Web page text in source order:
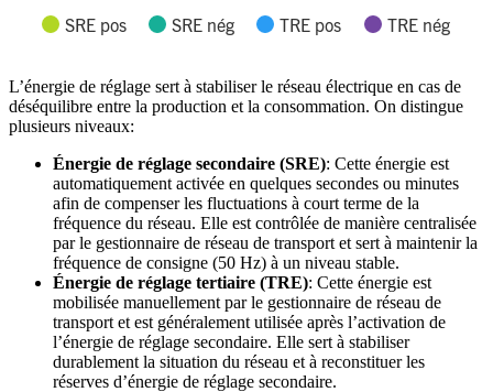
SRE pos SRE nég TRE pos TRE nég
L’énergie de réglage sert à stabiliser le réseau électrique en cas de
déséquilibre entre la production et la consommation. On distingue
plusieurs niveaux:
Énergie de réglage secondaire (SRE): Cette énergie est
automatiquement activée en quelques secondes ou minutes
afin de compenser les fluctuations à court terme de la
fréquence du réseau. Elle est contrôlée de manière centralisée
par le gestionnaire de réseau de transport et sert à maintenir la
fréquence de consigne (50 Hz) à un niveau stable.
Énergie de réglage tertiaire (TRE): Cette énergie est
mobilisée manuellement par le gestionnaire de réseau de
transport et est généralement utilisée après l’activation de
l’énergie de réglage secondaire. Elle sert à stabiliser
durablement la situation du réseau et à reconstituer les
réserves d’énergie de réglage secondaire.